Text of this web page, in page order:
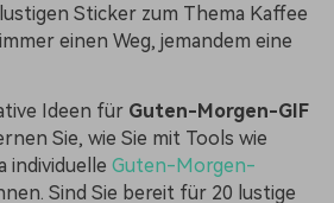
Sticker zum Thema Kaffee
einen Weg, jemandem eine
Ideen für Guten-Morgen-GIF
Sie, wie Sie mit Tools wie
individuelle Guten-Morgen-
Sind Sie bereit für 20 lustige